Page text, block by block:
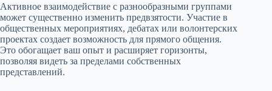
Активное взаимодействие с разнообразными группами
может существенно изменить предвзятости. Участие в
общественных мероприятиях, дебатах или волонтерских
проектах создает возможность для прямого общения.
Это обогащает ваш опыт и расширяет горизонты,
позволяя видеть за пределами собственных
представлений.